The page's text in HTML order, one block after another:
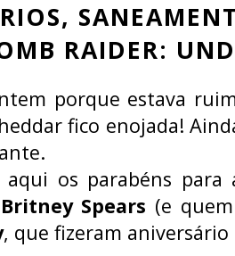
RAIDER:
porque estava
fico enojada!
aqui os parabéns
Britney Spears (e
, que fizeram